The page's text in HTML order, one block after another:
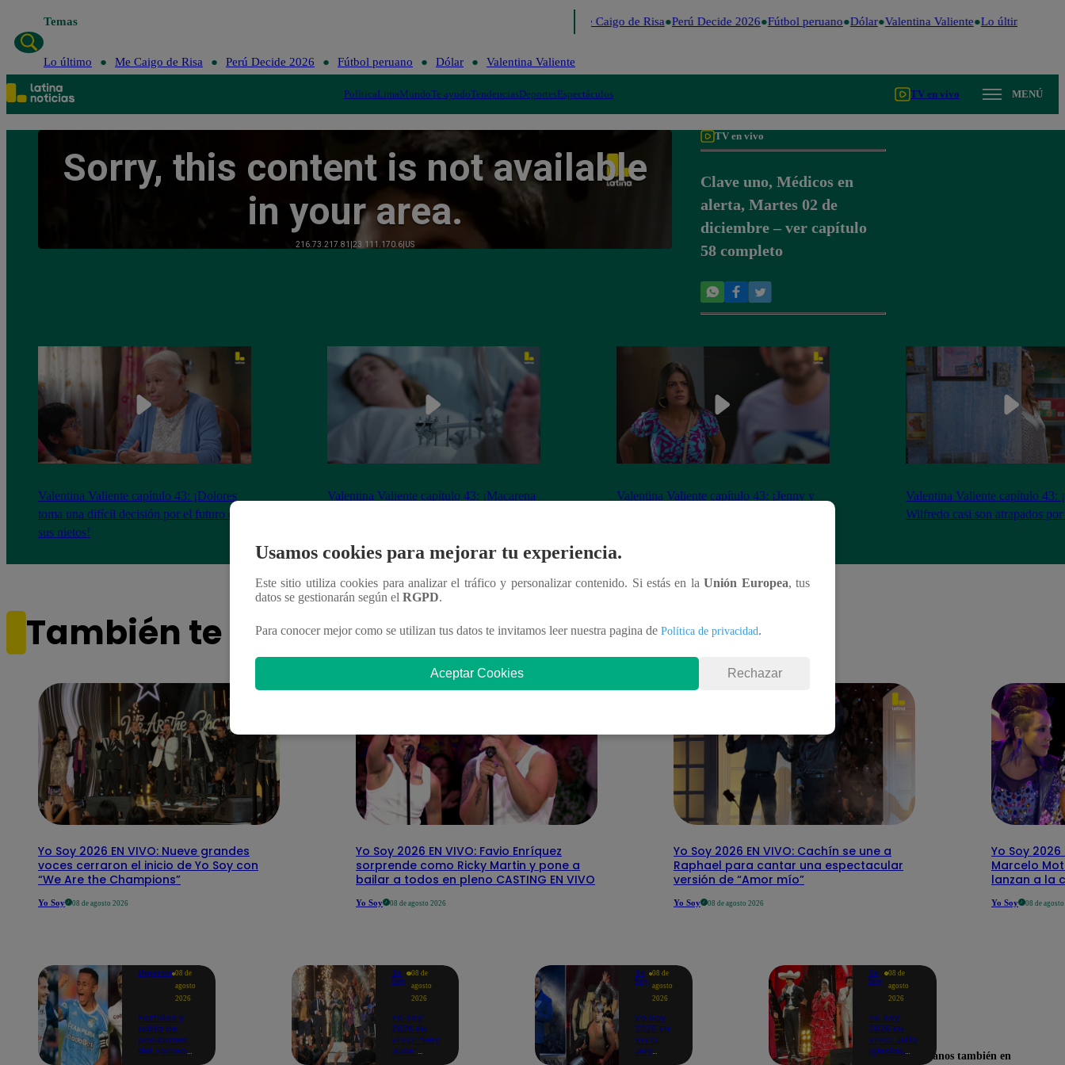
Temas Me Caigo de Risa Perú Decide 2026 Fútbol peruano Dólar Valentina Valiente Lo último
Lo último Me Caigo de Risa Perú Decide 2026 Fútbol peruano Dólar Valentina Valiente
PolíticaLimaMundoTe ayudoTendenciasDeportesEspectáculos TV en vivo MENÚ
TV en vivo
Clave uno, Médicos en
alerta, Martes 02 de
diciembre – ver capítulo
58 completo
Valentina Valiente capítulo 43: ¡Dolores
toma una difícil decisión por el futuro de
sus nietos!
Valentina Valiente capítulo 43: ¡Macarena
Valentina Valiente capítulo 43: ¡Jenny y
Valentina Valiente capítulo 43:
Wilfredo casi son atrapados
También te puede interesar
Yo Soy 2026 EN VIVO: Nueve grandes
voces cerraron el inicio de Yo Soy con
“We Are the Champions”
Yo Soy 08 de agosto 2026
Yo Soy 2026 EN VIVO: Favio Enríquez
sorprende como Ricky Martin y pone a
bailar a todos en pleno CASTING EN VIVO
Yo Soy 08 de agosto 2026
Yo Soy 2026 EN VIVO: Cachín se une a
Raphael para cantar una espectacular
versión de “Amor mío”
Yo Soy 08 de agosto 2026
Yo Soy 2026
Marcelo
lanzan a la
Yo Soy 08 de
Deportes 08 de
agosto
2026
Partidos y
tabla de
posiciones
del Torneo
Yo
Soy
08 de
agosto
2026
Yo Soy
2026 EN
VIVO: “Hey
Jude”
Yo
Soy
08 de
agosto
2026
Yo Soy
2026 EN
VIVO:
Jely
Yo
Soy
08 de
agosto
2026
Yo Soy
2026 EN
VIVO: Julio
Iglesias,
Usamos cookies para mejorar tu experiencia.
Este sitio utiliza cookies para analizar el tráfico y personalizar contenido. Si estás en laUnión Europea, tus
datos se gestionarán según el RGPD.
Para conocer mejor como se utilizan tus datos te invitamos leer nuestra pagina de Política de privacidad.
Aceptar Cookies Rechazar
Encuéntranos también en